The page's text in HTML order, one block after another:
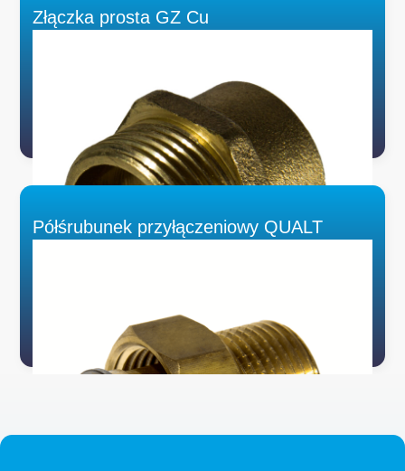
Złączka prosta GZ Cu
Półśrubunek przyłączeniowy QUALT